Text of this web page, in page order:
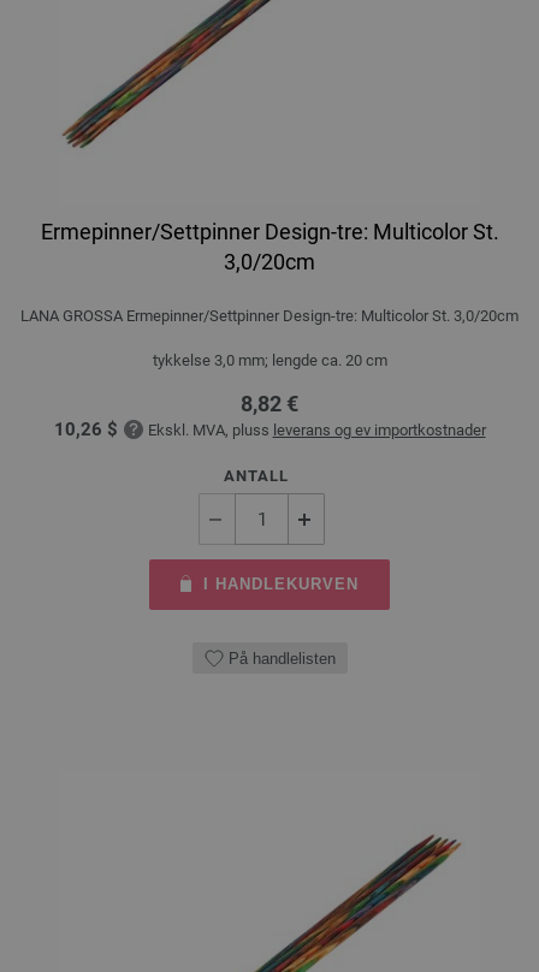
Ermepinner/Settpinner Design-tre: Multicolor St.
3,0/20cm
LANA GROSSA Ermepinner/Settpinner Design-tre: Multicolor St. 3,0/20cm
tykkelse 3,0 mm; lengde ca. 20 cm
8,82 €
10,26 $ Ekskl. MVA, pluss leverans og ev importkostnader
ANTALL
I HANDLEKURVEN
På handlelisten